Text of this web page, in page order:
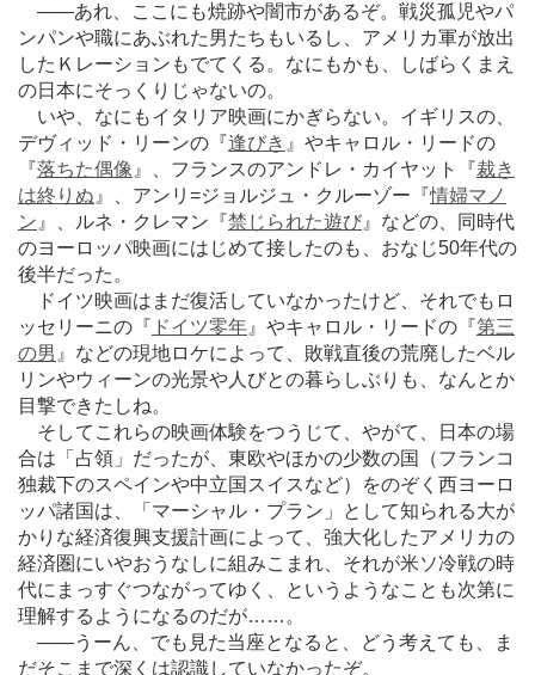
――あれ、ここにも焼跡や闇市があるぞ。戦災孤児やパ
ンパンや職にあぶれた男たちもいるし、アメリカ軍が放出
したＫレーションもでてくる。なにもかも、しばらくまえ
の日本にそっくりじゃないの。
いや、なにもイタリア映画にかぎらない。イギリスの、
デヴィッド・リーンの『逢びき 』やキャロル・リードの
『落ちた偶像 』、フランスのアンドレ・カイヤット『裁き
は終りぬ 』、アンリ=ジョルジュ・クルーゾー『情婦マノ
ン 』、ルネ・クレマン『禁じられた遊び 』などの、同時代
のヨーロッパ映画にはじめて接したのも、おなじ50年代の
後半だった。
ドイツ映画はまだ復活していなかったけど、それでもロ
ッセリーニの『 ドイツ零年 』やキャロル・リードの『第三
の男 』などの現地ロケによって、敗戦直後の荒廃したベル
リンやウィーンの光景や人びとの暮らしぶりも、なんとか
目撃できたしね。
そしてこれらの映画体験をつうじて、やがて、日本の場
合は「占領」だったが、東欧やほかの少数の国（フランコ
独裁下のスペインや中立国スイスなど）をのぞく西ヨーロ
ッパ諸国は、「マーシャル・プラン」として知られる大が
かりな経済復興支援計画によって、強大化したアメリカの
経済圏にいやおうなしに組みこまれ、それが米ソ冷戦の時
代にまっすぐつながってゆく、というようなことも次第に
理解するようになるのだが… …。
――うーん、でも見た当座となると、どう考えても、ま
だそこまで深くは認識していなかったぞ。